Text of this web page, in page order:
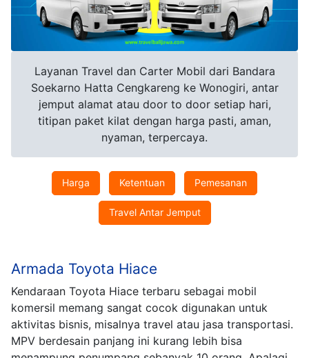
Layanan Travel dan Carter Mobil dari Bandara
Soekarno Hatta Cengkareng ke Wonogiri, antar
jemput alamat atau door to door setiap hari,
titipan paket kilat dengan harga pasti, aman,
nyaman, terpercaya.
Harga Ketentuan Pemesanan
Travel Antar Jemput
Armada Toyota Hiace
Kendaraan Toyota Hiace terbaru sebagai mobil
komersil memang sangat cocok digunakan untuk
aktivitas bisnis, misalnya travel atau jasa transportasi.
MPV berdesain panjang ini kurang lebih bisa